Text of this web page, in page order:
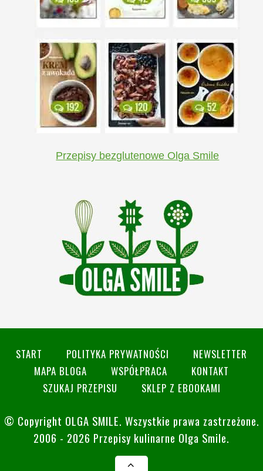
Przepisy bezglutenowe Olga Smile
START POLITYKA PRYWATNOŚCI
NEWSLETTER
MAPA BLOGA
WSPÓŁPRACA
KONTAKT
SZUKAJ PRZEPISU
SKLEP Z EBOOKAMI
© Copyright OLGA SMILE. Wszystkie prawa zastrzeżone.
2006 - 2026 Przepisy kulinarne Olga Smile.